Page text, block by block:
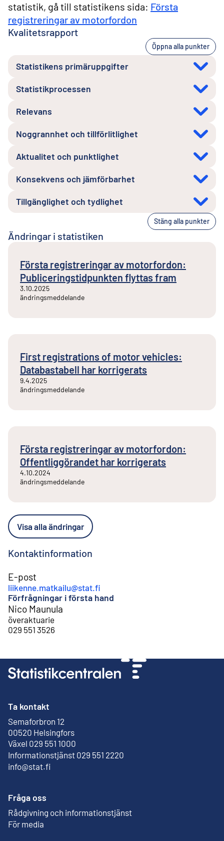
statistik, gå till statistikens sida: Första
registreringar av motorfordon
Kvalitetsrapport
Öppna alla punkter
Statistikens primäruppgifter
Statistikprocessen
Relevans
Noggrannhet och tillförlitlighet
Aktualitet och punktlighet
Konsekvens och jämförbarhet
Tillgänglighet och tydlighet
Stäng alla punkter
Ändringar i statistiken
Första registreringar av motorfordon:
Publiceringstidpunkten flyttas fram
3.10.2025
ändringsmeddelande
First registrations of motor vehicles:
Databastabell har korrigerats
9.4.2025
ändringsmeddelande
Första registreringar av motorfordon:
Offentliggörandet har korrigerats
4.10.2024
ändringsmeddelande
Visa alla ändringar
Kontaktinformation
E-post
liikenne.matkailu@stat.fi
Förfrågningar i första hand
Nico Maunula
överaktuarie
029 551 3526
Ta kontakt
Semaforbron 12
00520 Helsingfors
Extern länk
Växel 029 551 1000
Informationstjänst 029 551 2220
info@stat.fi
Fråga oss
Rådgivning och informationstjänst
För media